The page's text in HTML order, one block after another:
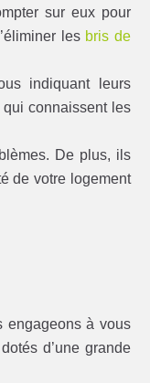
sur eux pour
les bris de
indiquant leurs
connaissent les
De plus, ils
de votre logement
engageons à vous
d’une grande